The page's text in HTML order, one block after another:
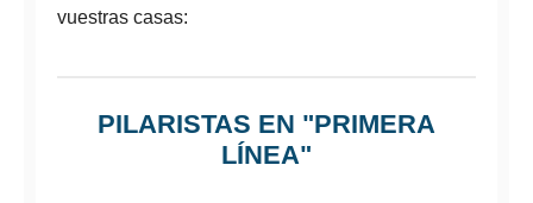
vuestras casas:
PILARISTAS EN "PRIMERA
LÍNEA"